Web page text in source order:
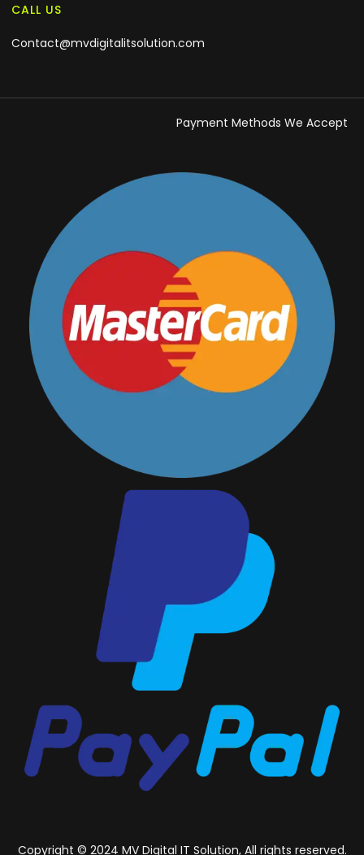
CALL US
Contact@mvdigitalitsolution.com
Payment Methods We Accept
Copyright © 2024 MV Digital IT Solution, All rights reserved.